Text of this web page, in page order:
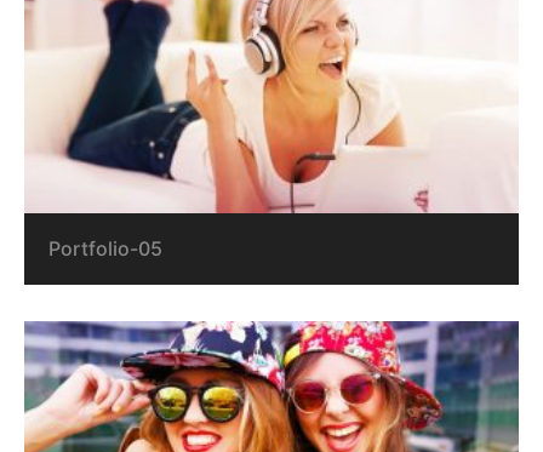
Portfolio-05